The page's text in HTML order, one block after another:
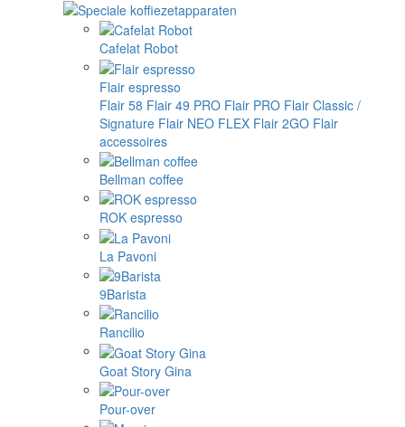
Cafelat Robot
Flair espresso
Flair 58 Flair 49 PRO Flair PRO Flair Classic /
Signature Flair NEO FLEX Flair 2GO Flair
accessoires
Bellman coffee
ROK espresso
La Pavoni
9Barista
Rancilio
Goat Story Gina
Pour-over